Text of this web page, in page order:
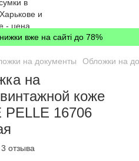
вже на сайті до 78%
на документы Обложки на
на
коже
PELLE 16706
3 отзыва